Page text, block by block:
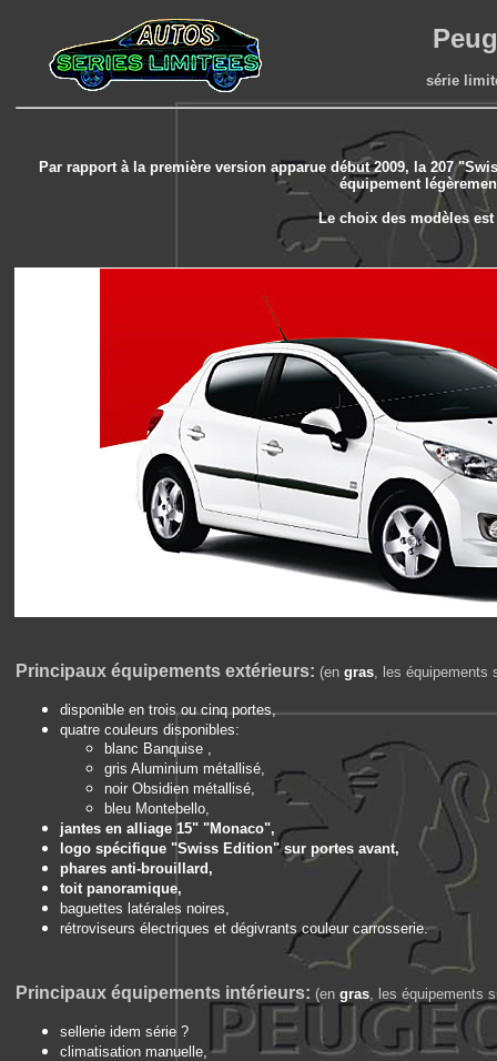
série
Par rapport à la première version apparue début 2009, la 207
équipement
Le choix des modèles
Principaux équipements extérieurs: (en gras, les équipements
disponible en trois ou cinq portes,
quatre couleurs disponibles:
blanc Banquise ,
gris Aluminium métallisé,
noir Obsidien métallisé,
bleu Montebello,
jantes en alliage 15" "Monaco",
logo spécifique "Swiss Edition" sur portes avant,
phares anti-brouillard,
toit panoramique,
baguettes latérales noires,
rétroviseurs électriques et dégivrants couleur carrosserie.
Principaux équipements intérieurs: (en gras, les équipements
sellerie idem série ?
climatisation manuelle,